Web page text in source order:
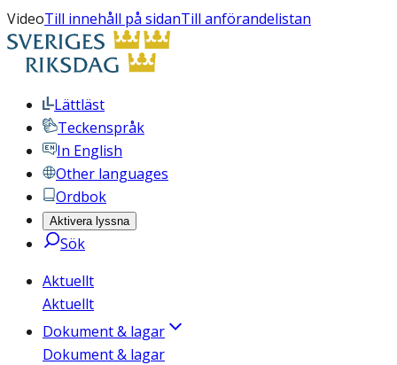
VideoTill innehåll på sidanTill anförandelistan
Lättläst
Teckenspråk
In English
Other languages
Ordbok
Aktivera lyssna
Sök
Aktuellt
Aktuellt
Dokument & lagar
Dokument & lagar